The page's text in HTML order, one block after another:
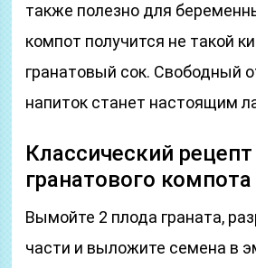
также полезно для
компот получится не такой
гранатовый сок. Свободный
напиток станет настоящим
Классический рецепт
гранатового компота
Вымойте 2 плода граната,
части и выложите семена в